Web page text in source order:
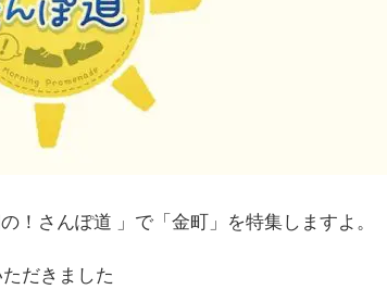
！さんぽ道 」で「金町」を特集しますよ。
だきました